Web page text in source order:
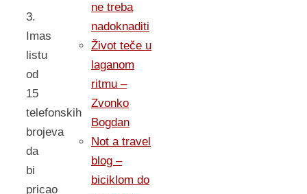
3.
Imas
listu
od
15
telefonskih
brojeva
da
bi
pricao
ne treba
nadoknaditi
Život teče u
laganom
ritmu –
Zvonko
Bogdan
Not a travel
blog –
biciklom do